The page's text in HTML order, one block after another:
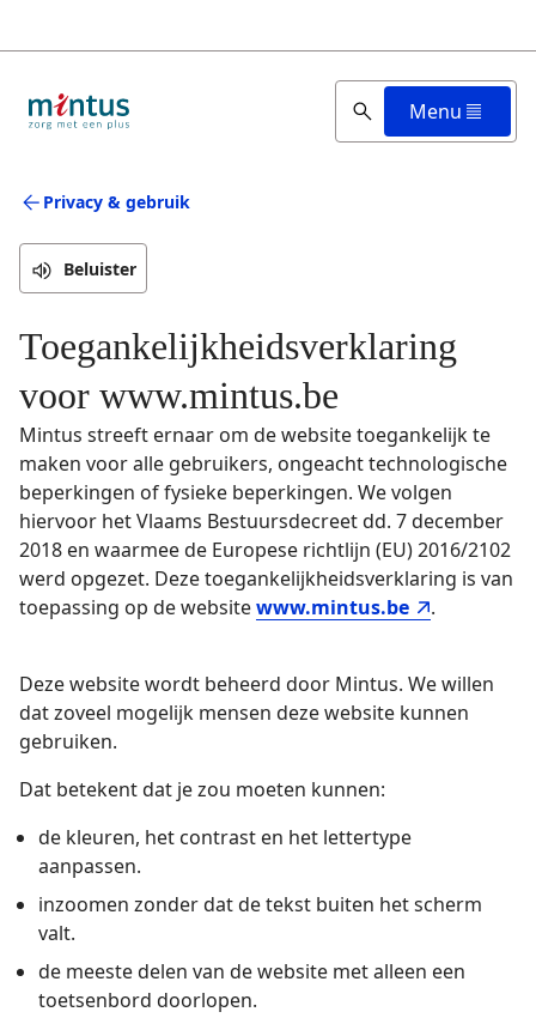
en
inhoud
Menu
Privacy & gebruik
Beluister
Toegankelijkheidsverklaring
voor www.mintus.be
Mintus streeft ernaar om de website toegankelijk te
maken voor alle gebruikers, ongeacht technologische
beperkingen of fysieke beperkingen. We volgen
hiervoor het Vlaams Bestuursdecreet dd. 7 december
2018 en waarmee de Europese richtlijn (EU) 2016/2102
werd opgezet. Deze toegankelijkheidsverklaring is van
toepassing op de websitewww.mintus.be .
Deze website wordt beheerd door Mintus. We willen
dat zoveel mogelijk mensen deze website kunnen
gebruiken.
Dat betekent dat je zou moeten kunnen:
de kleuren, het contrast en het lettertype
aanpassen.
inzoomen zonder dat de tekst buiten het scherm
valt.
de meeste delen van de website met alleen een
toetsenbord doorlopen.